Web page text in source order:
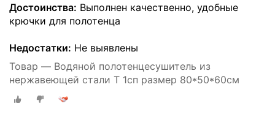
Достоинства: Выполнен качественно, удобные
крючки для полотенца
Недостатки: Не выявлены
Товар — Водяной полотенцесушитель из
нержавеющей стали T 1сп размер 80*50*60см